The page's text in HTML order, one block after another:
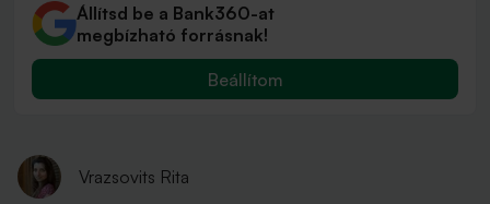
Állítsd be a Bank360-at
megbízható forrásnak!
Beállítom
Vrazsovits Rita